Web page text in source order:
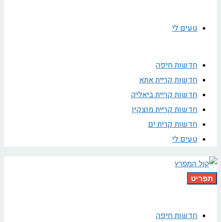
טעים לי
חדשות חיפה
חדשות קריית אתא
חדשות קריית ביאליק
חדשות קריית מוצקין
חדשות קרית ים
טעים לי
תפריט
חדשות חיפה